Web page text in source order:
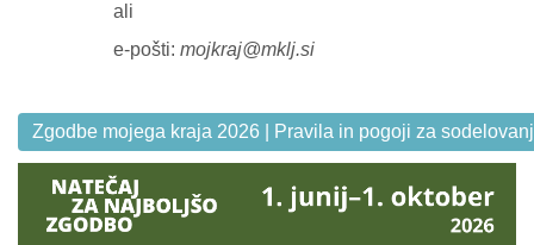
ali
e-pošti: mojkraj@mklj.si
Zgodbe mojega kraja 2026 | Pravila in pogoji za